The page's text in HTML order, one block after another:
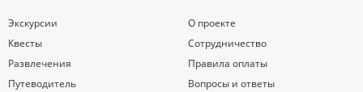
Экскурсии
Квесты
Развлечения
Путеводитель
О проекте
Сотрудничество
Правила оплаты
Вопросы и ответы